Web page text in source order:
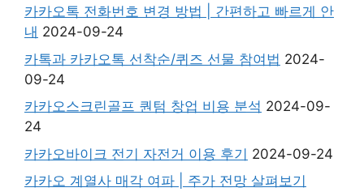
카카오톡 전화번호 변경 방법 | 간편하고 빠르게 안
내 2024-09-24
카톡과 카카오톡 선착순/퀴즈 선물 참여법 2024-
09-24
카카오스크린골프 퀀텀 창업 비용 분석 2024-09-
24
카카오바이크 전기 자전거 이용 후기 2024-09-24
카카오 계열사 매각 여파 | 주가 전망 살펴보기